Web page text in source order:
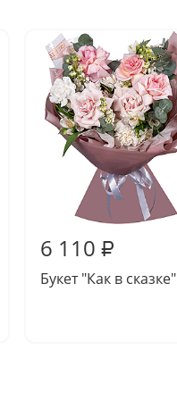
6 110 ₽
Букет "Как в сказке"